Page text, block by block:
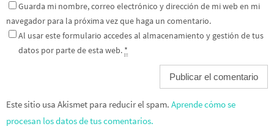
Guarda mi nombre, correo electrónico y dirección de mi web en mi
navegador para la próxima vez que haga un comentario.
Al usar este formulario accedes al almacenamiento y gestión de tus
datos por parte de esta web. *
Este sitio usa Akismet para reducir el spam. Aprende cómo se
procesan los datos de tus comentarios.